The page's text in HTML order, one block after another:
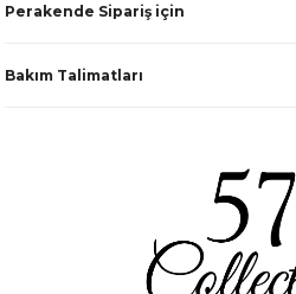
Perakende Sipariş için
Bakım Talimatları